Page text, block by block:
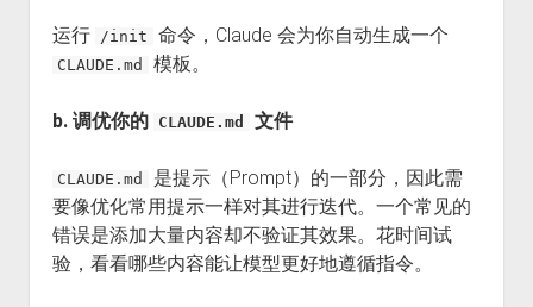
运行 /init 命令，Claude 会为你自动生成一个
CLAUDE.md 模板。
b. 调优你的 CLAUDE.md 文件
CLAUDE.md
是提示（Prompt）的一部分，因此需
要像优化常用提示一样对其进行迭代。一个常见的
错误是添加大量内容却不验证其效果。花时间试
验，看看哪些内容能让模型更好地遵循指令。